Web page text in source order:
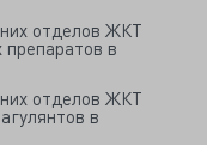
отделов ЖКТ
препаратов в
отделов ЖКТ
в